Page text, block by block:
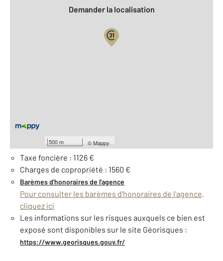
500 m ©Mappy
Demander la localisation
À savoir
Taxe foncière : 1126 €
Charges de copropriété : 1560 €
Barèmes d'honoraires de l'agence
Pour consulter les barèmes d'honoraires de l'agence,
cliquez ici
Les informations sur les risques auxquels ce bien est
exposé sont disponibles sur le site Géorisques :
https://www.georisques.gouv.fr/